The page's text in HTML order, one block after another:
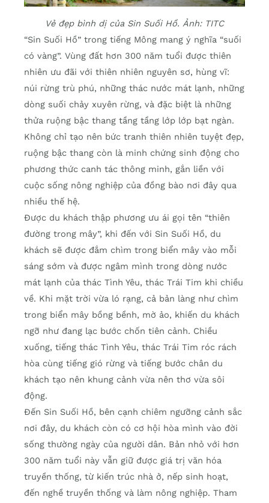
Vẻ đẹp bình dị của Sin Suối Hồ. Ảnh: TITC
“Sin Suối Hồ” trong tiếng Mông mang ý nghĩa “suối
có vàng”. Vùng đất hơn 300 năm tuổi được thiên
nhiên ưu đãi với thiên nhiên nguyên sơ, hùng vĩ:
núi rừng trù phú, những thác nước mát lạnh, những
dòng suối chảy xuyên rừng, và đặc biệt là những
thửa ruộng bậc thang tầng tầng lớp lớp bạt ngàn.
Không chỉ tạo nên bức tranh thiên nhiên tuyệt đẹp,
ruộng bậc thang còn là minh chứng sinh động cho
phương thức canh tác thông minh, gắn liền với
cuộc sống nông nghiệp của đồng bào nơi đây qua
nhiều thế hệ.
Được du khách thập phương ưu ái gọi tên “thiên
đường trong mây”, khi đến với Sin Suối Hồ, du
khách sẽ được đắm chìm trong biển mây vào mỗi
sáng sớm và được ngâm mình trong dòng nước
mát lạnh của thác Tình Yêu, thác Trái Tim khi chiều
về. Khi mặt trời vừa ló rạng, cả bản làng như chìm
trong biển mây bồng bềnh, mờ ảo, khiến du khách
ngỡ như đang lạc bước chốn tiên cảnh. Chiều
xuống, tiếng thác Tình Yêu, thác Trái Tim róc rách
hòa cùng tiếng gió rừng và tiếng bước chân du
khách tạo nên khung cảnh vừa nên thơ vừa sôi
động.
Đến Sin Suối Hồ, bên cạnh chiêm ngưỡng cảnh sắc
nơi đây, du khách còn có cơ hội hòa mình vào đời
sống thường ngày của người dân. Bản nhỏ với hơn
300 năm tuổi này vẫn giữ được giá trị văn hóa
truyền thống, từ kiến trúc nhà ở, nếp sinh hoạt,
đến nghề truyền thống và làm nông nghiệp. Tham